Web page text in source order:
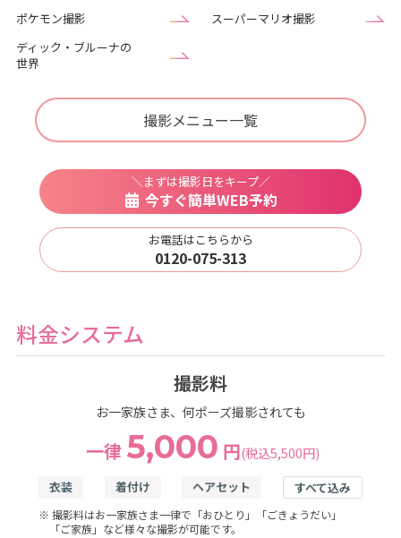
ポケモン撮影
スーパーマリオ撮影
ディック・ブルーナの
世界
撮影メニュー一覧
＼まずは撮影日をキープ／
今すぐ簡単WEB予約
お電話はこちらから
0120-075-313
料金システム
撮影料
お一家族さま、何ポーズ撮影されても
一律 5,000 円(税込5,500円)
衣装 着付け ヘアセット すべて込み
※ 撮影料はお一家族さま一律で「おひとり」「ごきょうだい」
「ご家族」など様々な撮影が可能です。